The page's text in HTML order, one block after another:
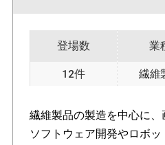
登場数
12件
業
繊維
繊維製品の製造を中心に
ソフトウェア開発やロボッ